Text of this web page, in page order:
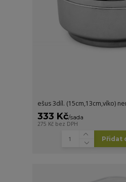
ešus 3díl. (15cm,13cm,víko)
333 Kč/sada
275 Kč bez DPH
Přidat